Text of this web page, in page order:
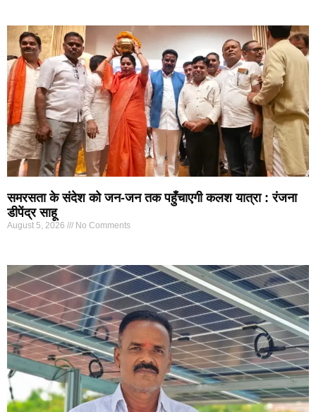
समरसता के संदेश को जन-जन तक पहुँचाएगी कलश यात्रा : रंजना
डीपेंद्र साहू
August 5, 2026 No Comments